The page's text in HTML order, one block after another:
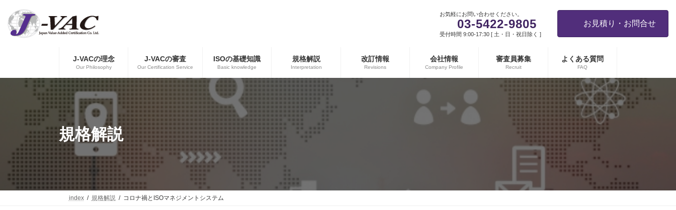
キ
に
お気軽にお問い合わせください。
03-5422-9805
受付時間 9:00-17:30 [ 土・日・祝日除く ]
お見積り・お問合せ
J-VACの理念
Our Philosophy
J-VACの審査
Our Certification Service
ISOの基礎知識
Basic knowledge
規格解説
Interpretation
改訂情報
Revisions
会社情報
Company Profile
審査員募集
Recruit
よくある質問
FAQ
規格解説
index 規格解説 コロナ禍とISOマネジメントシステム